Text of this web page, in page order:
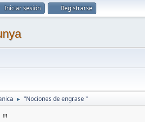
Iniciar sesión Registrarse
► "Nociones de engrase "